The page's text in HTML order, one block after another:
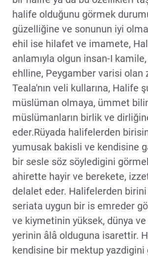
halife olduğunu görmek
güzelliğine ve sonunun iyi
ehil ise hilafet ve imamete,
anlamıyla olgun insan-I
ehlline, Peygamber varisi olan
Teala'nın veli kullarına, Halife
müslüman olmaya, ümmet
müslümanların birlik ve
eder.Rüyada halifelerden
yumusak bakisli ve kendisine
bir sesle söz söyledigini
ahirette hayir ve berekete,
delalet eder. Halifelerden
seriata uygun bir is emreder
ve kiymetinin yüksek, dünya
yerinin âlâ olduguna isarettir.
kendisine bir mektup yazdigini